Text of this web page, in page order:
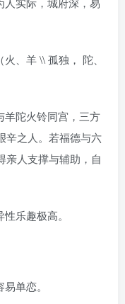
、羊 \\ 孤独， 陀、
羊陀火铃同宫，三方
辛之人。若福德与六
亲人支撑与辅助，自
乐趣极高。
单恋。